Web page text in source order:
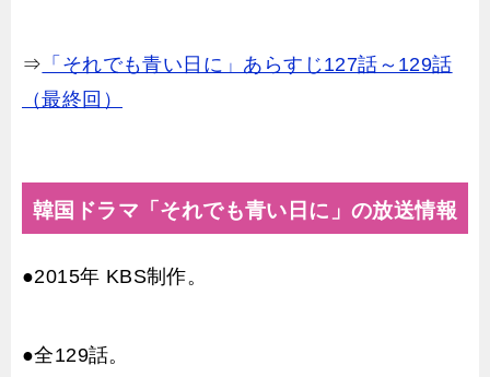
⇒ 「それでも青い日に」あらすじ127話～129話
（最終回）
韓国ドラマ「それでも青い日に」の放送情報
●2015年 KBS制作。
●全129話。